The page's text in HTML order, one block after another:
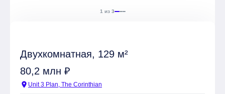
1 из 3
Двухкомнатная, 129 м²
80,2 млн ₽
location_on Unit 3 Plan, The Corinthian